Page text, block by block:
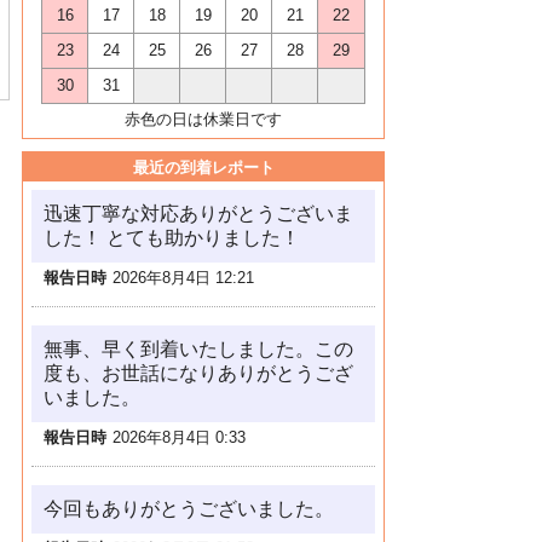
16
17 18 19 20 21
22
23
24 25 26 27 28
29
30
31
赤色の日は休業日です
最近の到着レポート
迅速丁寧な対応ありがとうございま
した！ とても助かりました！
報告日時 2026年8月4日 12:21
無事、早く到着いたしました。この
度も、お世話になりありがとうござ
いました。
報告日時 2026年8月4日 0:33
今回もありがとうございました。